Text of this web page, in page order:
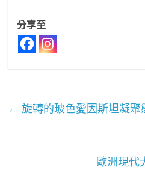
分享至
← 旋轉的玻色愛因斯坦凝聚
歐洲現代